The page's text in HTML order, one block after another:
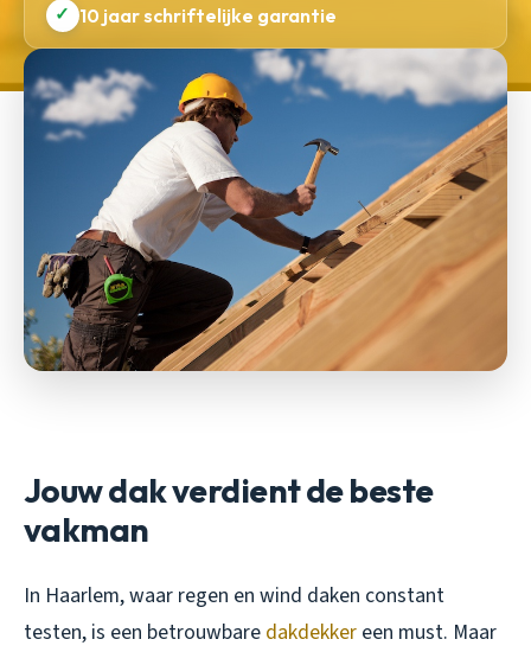
✓ 10 jaar schriftelijke garantie
Jouw dak verdient de beste
vakman
In Haarlem, waar regen en wind daken constant
testen, is een betrouwbare dakdekker een must. Maar